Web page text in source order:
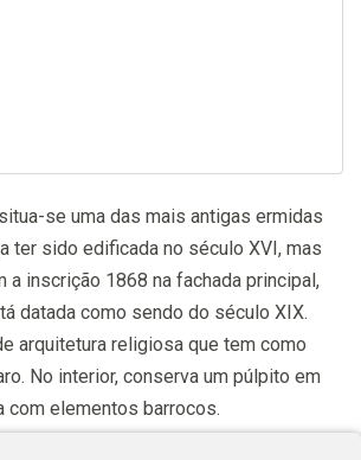
se uma das mais antigas ermidas
ter sido edificada no século XVI, mas
a inscrição 1868 na fachada principal,
datada como sendo do século XIX.
arquitetura religiosa que tem como
No interior, conserva um púlpito em
com elementos barrocos.